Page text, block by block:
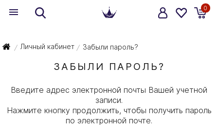
0
/ Личный кабинет / Забыли пароль?
ЗАБЫЛИ ПАРОЛЬ?
Введите адрес электронной почты Вашей учетной
записи.
Нажмите кнопку продолжить, чтобы получить пароль
по электронной почте.